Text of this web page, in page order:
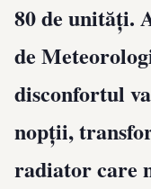
80 de unități.
de
disconfortul
nopții,
radiator care